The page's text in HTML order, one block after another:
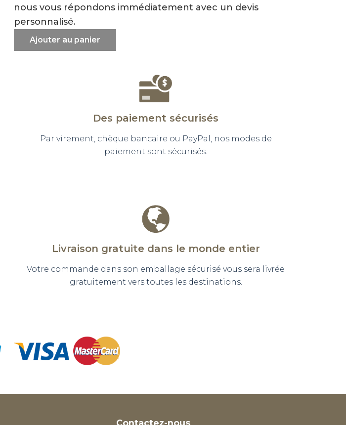
nous vous répondons immédiatement avec un devis
personnalisé.
Ajouter au panier
Des paiement sécurisés
Par virement, chèque bancaire ou PayPal, nos modes de
paiement sont sécurisés.
Livraison gratuite dans le monde entier
Votre commande dans son emballage sécurisé vous sera livrée
gratuitement vers toutes les destinations.